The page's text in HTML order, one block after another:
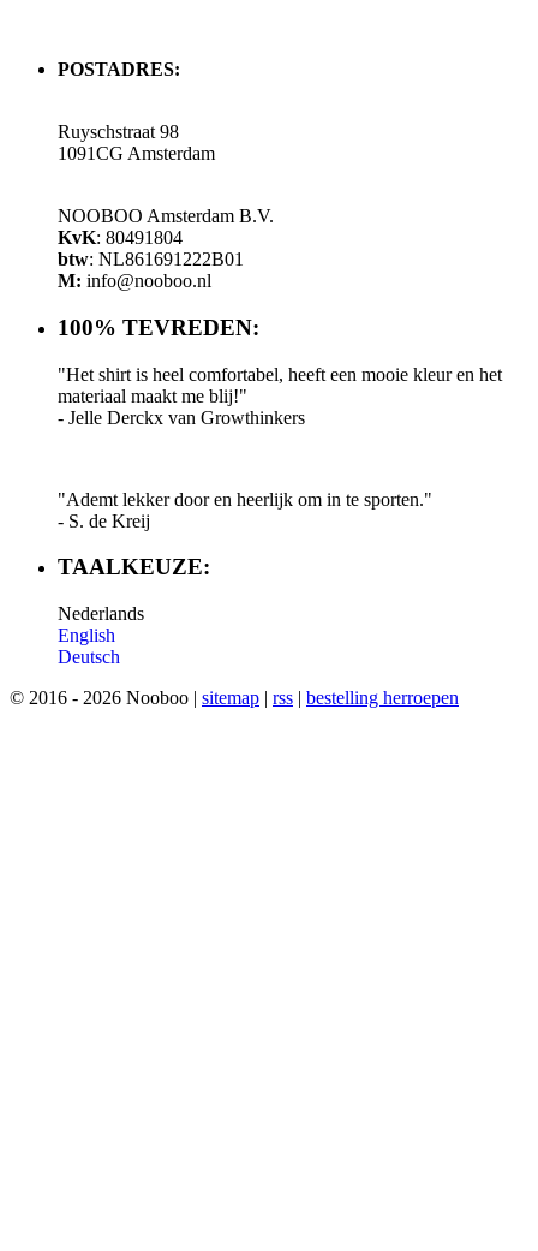
POSTADRES:
Ruyschstraat 98
1091CG Amsterdam
NOOBOO Amsterdam B.V.
KvK: 80491804
btw: NL861691222B01
M: info@nooboo.nl
100% TEVREDEN:
"Het shirt is heel comfortabel, heeft een mooie kleur en het
materiaal maakt me blij!"
- Jelle Derckx van Growthinkers
"Ademt lekker door en heerlijk om in te sporten."
- S. de Kreij
TAALKEUZE:
Nederlands
English
Deutsch
© 2016 - 2026 Nooboo | sitemap | rss | bestelling herroepen